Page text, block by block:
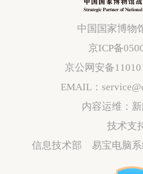
中国国家博物
京ICP备
京公网安备
EMAIL：
内容运维：
技术支
信息技术部 易宝电脑系